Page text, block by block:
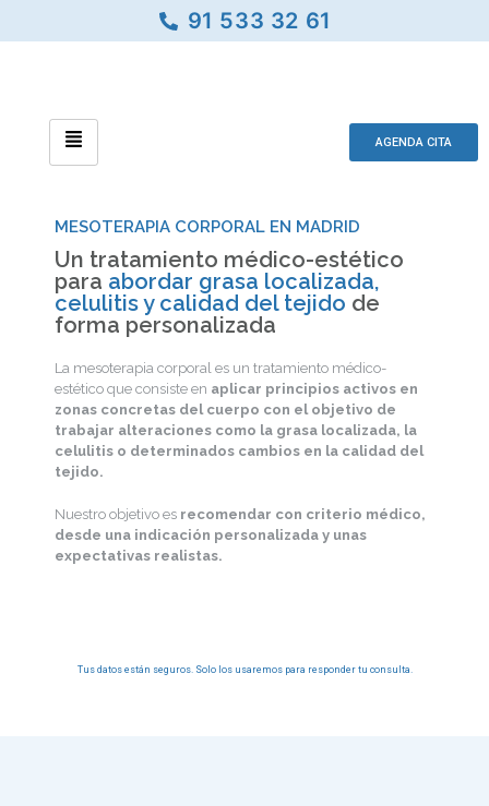
91 533 32 61
AGENDA CITA
MESOTERAPIA CORPORAL EN MADRID
Un tratamiento médico-estético
para abordar grasa localizada,
celulitis y calidad del tejido de
forma personalizada
La mesoterapia corporal es un tratamiento médico-
estético que consiste en aplicar principios activos en
zonas concretas del cuerpo con el objetivo de
trabajar alteraciones como la grasa localizada, la
celulitis o determinados cambios en la calidad del
tejido.
Nuestro objetivo es recomendar con criterio médico,
desde una indicación personalizada y unas
expectativas realistas.
Tus datos están seguros. Solo los usaremos para responder tu consulta.